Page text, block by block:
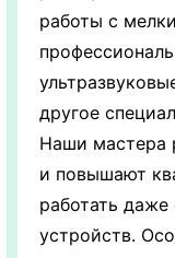
работы с
другое
Наши мастера
и повышают
работать
устройств.